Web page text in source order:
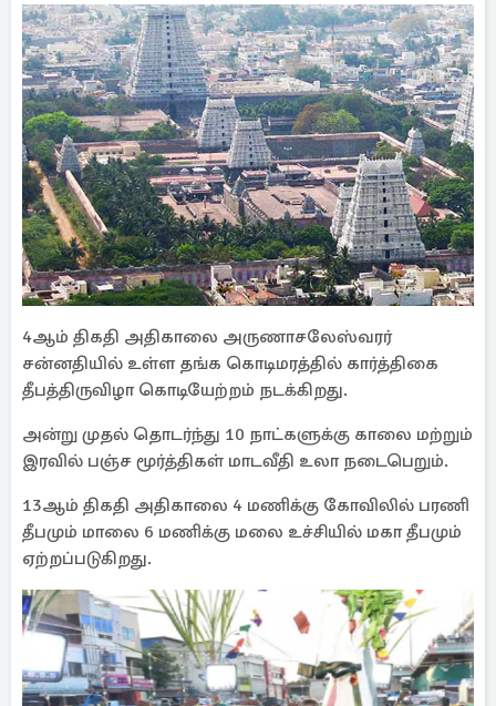
4ஆம் திகதி அதிகாலை அருணாசலேஸ்வரர்
சன்னதியில் உள்ள தங்க கொடிமரத்தில் கார்த்திகை
தீபத்திருவிழா கொடியேற்றம் நடக்கிறது.
அன்று முதல் தொடர்ந்து 10 நாட்களுக்கு காலை மற்றும்
இரவில் பஞ்ச மூர்த்திகள் மாடவீதி உலா நடைபெறும்.
13ஆம் திகதி அதிகாலை 4 மணிக்கு கோவிலில் பரணி
தீபமும் மாலை 6 மணிக்கு மலை உச்சியில் மகா தீபமும்
ஏற்றப்படுகிறது.